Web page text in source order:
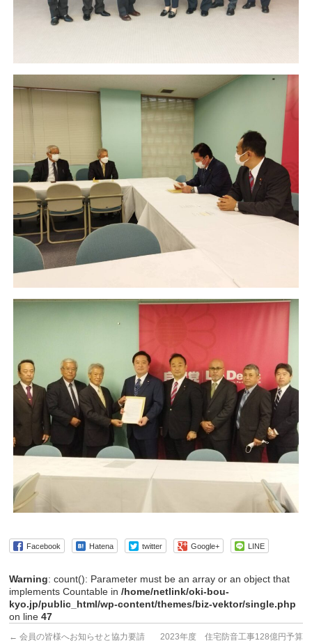
Facebook Hatena twitter Google+ LINE
Warning: count(): Parameter must be an array or an object that
implements Countable in/home/netlink/oki-bou-
kyo.jp/public_html/wp-content/themes/biz-vektor/single.php
on line47
← 会員の皆様へお知らせと協力要請
2023年度 住宅防音工事128億円予算